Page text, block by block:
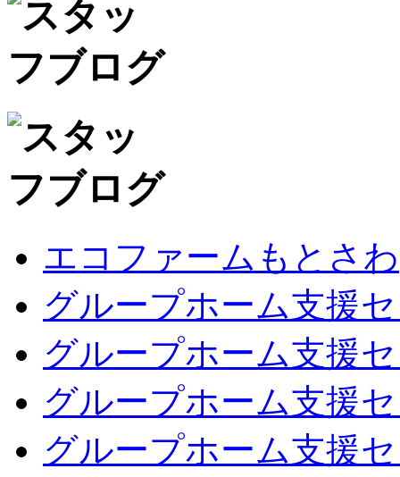
エコファームもとさわ
グループホーム支援
グループホーム支援
グループホーム支援
グループホーム支援